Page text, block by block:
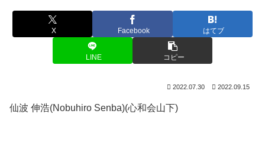
X Facebook はてブ
LINE コピー
2022.07.30 2022.09.15
仙波 伸浩(Nobuhiro Senba)(心和会山下)